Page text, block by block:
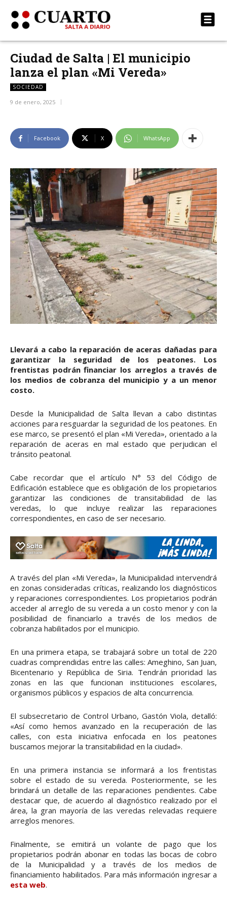
Ciudad de Salta | El municipio
lanza el plan «Mi Vereda»
SOCIEDAD
9 de enero, 2025
Facebook X WhatsApp
Llevará a cabo la reparación de aceras dañadas para
garantizar la seguridad de los peatones. Los
frentistas podrán financiar los arreglos a través de
los medios de cobranza del municipio y a un menor
costo.
Desde la Municipalidad de Salta llevan a cabo distintas
acciones para resguardar la seguridad de los peatones. En
ese marco, se presentó el plan «Mi Vereda», orientado a la
reparación de aceras en mal estado que perjudican el
tránsito peatonal.
Cabe recordar que el artículo N° 53 del Código de
Edificación establece que es obligación de los propietarios
garantizar las condiciones de transitabilidad de las
veredas, lo que incluye realizar las reparaciones
correspondientes, en caso de ser necesario.
A través del plan «Mi Vereda», la Municipalidad intervendrá
en zonas consideradas críticas, realizando los diagnósticos
y reparaciones correspondientes. Los propietarios podrán
acceder al arreglo de su vereda a un costo menor y con la
posibilidad de financiarlo a través de los medios de
cobranza habilitados por el municipio.
En una primera etapa, se trabajará sobre un total de 220
cuadras comprendidas entre las calles: Ameghino, San Juan,
Bicentenario y República de Siria. Tendrán prioridad las
zonas en las que funcionan instituciones escolares,
organismos públicos y espacios de alta concurrencia.
El subsecretario de Control Urbano, Gastón Viola, detalló:
«Así como hemos avanzado en la recuperación de las
calles, con esta iniciativa enfocada en los peatones
buscamos mejorar la transitabilidad en la ciudad».
En una primera instancia se informará a los frentistas
sobre el estado de su vereda. Posteriormente, se les
brindará un detalle de las reparaciones pendientes. Cabe
destacar que, de acuerdo al diagnóstico realizado por el
área, la gran mayoría de las veredas relevadas requiere
arreglos menores.
Finalmente, se emitirá un volante de pago que los
propietarios podrán abonar en todas las bocas de cobro
de la Municipalidad y a través de los medios de
financiamiento habilitados. Para más información ingresar a
esta web.